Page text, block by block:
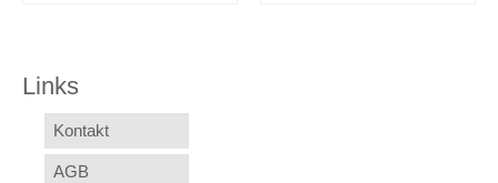
Links
Kontakt
AGB